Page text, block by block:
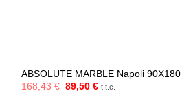
ABSOLUTE MARBLE Napoli 90X180
168,43€ Le
89,50€Let.t.c.